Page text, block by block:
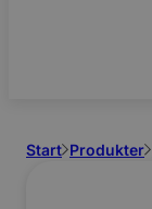
Start Produkter